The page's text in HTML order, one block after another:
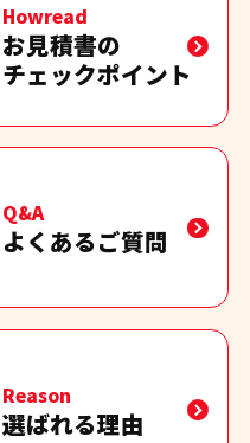
Howread
お見積書の
チェックポイント
Q&A
よくあるご質問
Reason
選ばれる理由